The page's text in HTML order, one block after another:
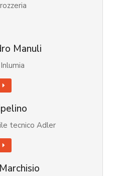
Manuli
tecnico Adler